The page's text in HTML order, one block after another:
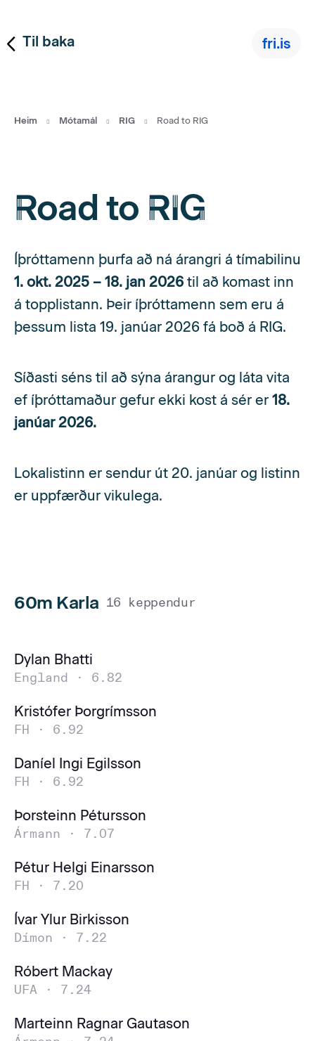
Til baka fri.is
Heim Mótamál RIG Road to RIG
Road to RIG
Íþróttamenn þurfa að ná árangri á tímabilinu
1. okt. 2025 – 18. jan 2026 til að komast inn
á topplistann. Þeir íþróttamenn sem eru á
þessum lista 19. janúar 2026 fá boð á RIG.
Síðasti séns til að sýna árangur og láta vita
ef íþróttamaður gefur ekki kost á sér er 18.
janúar 2026.
Lokalistinn er sendur út 20. janúar og listinn
er uppfærður vikulega.
60m Karla 16 keppendur
Dylan Bhatti
England · 6.82
Kristófer Þorgrímsson
FH · 6.92
Daníel Ingi Egilsson
FH · 6.92
Þorsteinn Pétursson
Ármann · 7.07
Pétur Helgi Einarsson
FH · 7.20
Ívar Ylur Birkisson
Dímon · 7.22
Róbert Mackay
UFA · 7.24
Marteinn Ragnar Gautason